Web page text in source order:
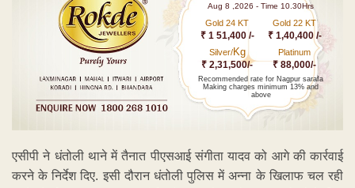
Aug 8 ,2026 - Time 10.30Hrs
Gold 24 KT
₹ 1 51,400 /-
Gold 22 KT
₹ 1,40,400 /-
Silver/Kg
₹ 2,31,500/-
Platinum
₹ 88,000/-
Recommended rate for Nagpur sarafa
Making charges minimum 13% and
above
एसीपी ने धंतोली थाने में तैनात पीएसआई संगीता यादव को आगे की कार्रवाई
करने के निर्देश दिए. इसी दौरान धंतोली पुलिस में अन्ना के खिलाफ चल रही